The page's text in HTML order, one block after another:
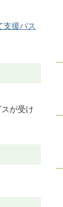
支援パス
が受け